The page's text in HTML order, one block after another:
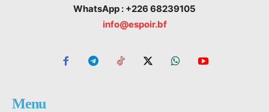
WhatsApp : +226 68239105
info@espoir.bf
Menu